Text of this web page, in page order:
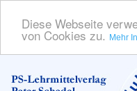
Diese Webseite
von Cookies zu. Mehr